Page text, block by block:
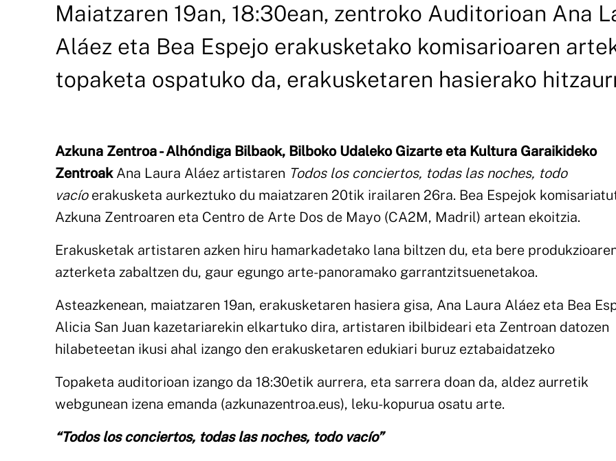
Maiatzaren 19an, 18:30ean, zentroko Auditorioan Ana
Aláez eta Bea Espejo erakusketako komisarioaren
topaketa ospatuko da, erakusketaren hasierako
Azkuna Zentroa - Alhóndiga Bilbaok, Bilboko Udaleko Gizarte eta Kultura Garaikideko
ZentroakAna Laura Aláez artistaren Todos los conciertos, todas las noches, todo
vacíoerakusketa aurkeztuko du maiatzaren 20tik irailaren 26ra. Bea Espejok
Azkuna Zentroaren eta Centro de Arte Dos de Mayo (CA2M, Madril) artean ekoitzia.
Erakusketak artistaren azken hiru hamarkadetako lana biltzen du, eta bere
azterketa zabaltzen du, gaur egungo arte-panoramako garrantzitsuenetakoa.
Asteazkenean, maiatzaren 19an, erakusketaren hasiera gisa, Ana Laura Aláez eta Bea
Alicia San Juan kazetariarekin elkartuko dira, artistaren ibilbideari eta Zentroan datozen
hilabeteetan ikusi ahal izango den erakusketaren edukiari buruz eztabaidatzeko
Topaketa auditorioan izango da 18:30etik aurrera, eta sarrera doan da, aldez aurretik
webgunean izena emanda (azkunazentroa.eus), leku-kopurua osatu arte.
“Todos los conciertos, todas las noches, todo vacío”